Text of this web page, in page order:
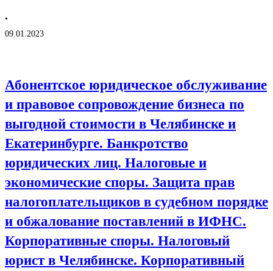
•
09.01.2023
Абонентское юридическое обслуживание
и правовое сопровождение бизнеса по
выгодной стоимости в Челябинске и
Екатеринбурге. Банкротство
юридических лиц. Налоговые и
экономические споры. Защита прав
налогоплательщиков в судебном порядке
и обжалование поставлений в ИФНС.
Корпоративные споры. Налоговый
юрист в Челябинске. Корпоративный